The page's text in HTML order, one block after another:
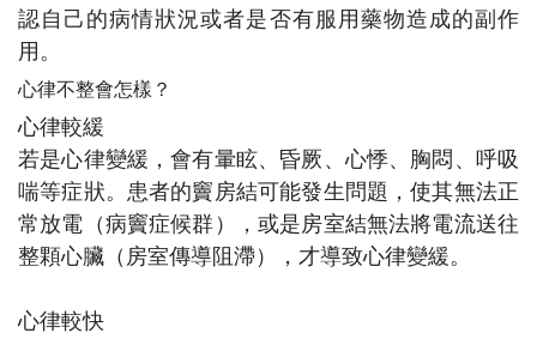
認自己的病情狀況或者是否有服用藥物造成的副作
用。
心律不整會怎樣？
心律較緩
若是心律變緩，會有暈眩、昏厥、心悸、胸悶、呼吸
喘等症狀。患者的竇房結可能發生問題，使其無法正
常放電（病竇症候群），或是房室結無法將電流送往
整顆心臟（房室傳導阻滯），才導致心律變緩。
心律較快